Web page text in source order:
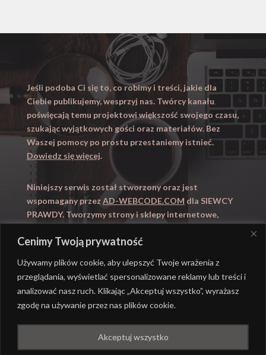
Cenimy Twoją prywatność
Używamy plików cookie, aby ulepszyć Twoje wrażenia z
przeglądania, wyświetlać spersonalizowane reklamy lub treści i
analizować nasz ruch. Klikając „Akceptuj wszystko”, wyrażasz
zgodę na używanie przez nas plików cookie.
Akceptuj wszystko
Jeśli podoba Ci się to, co robimy i treści, jakie dla
Ciebie publikujemy, wesprzyj nas. Twórcy kanału
poświęcają temu projektowi większość swojego czasu,
szukając wyjątkowych gości oraz materiałów. Bez
Waszej pomocy po prostu przestaniemy istnieć.
Dowiedz się więcej.
Niniejszy serwis został stworzony oraz jest
wspomagany przez AD-WEBCODE.COM dla SIEWCY
PRAWDY. Tworzymy strony i sklepy internetowe,
Zapraszamy takze naWYUCZENI.PL
AD-WEBCODE.COM